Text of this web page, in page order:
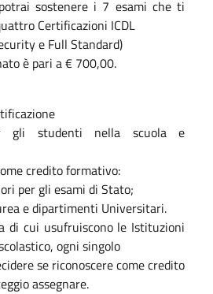
sostenere i 7 esami che ti
Certificazioni ICDL
e Full Standard)
è pari a € 700,00.
gli studenti nella scuola e
credito formativo:
per gli esami di Stato;
e dipartimenti Universitari.
di cui usufruiscono le Istituzioni
ogni singolo
se riconoscere come credito
assegnare.